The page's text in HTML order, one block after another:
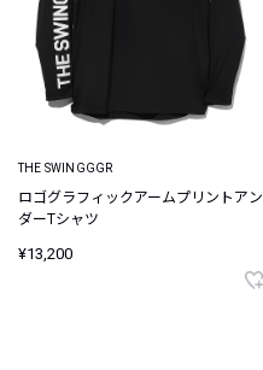
THE SWINGGGR
ロゴグラフィックアームプリントアン
ダーTシャツ
¥13,200